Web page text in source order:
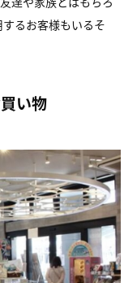
るお客様もいるそ
い物